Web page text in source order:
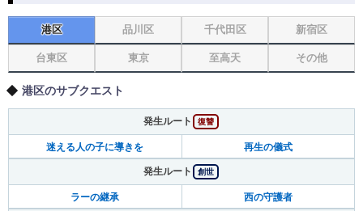
港区 品川区 千代田区 新宿区
台東区 東京 至高天 その他
港区のサブクエスト
発生ルート 復讐
迷える人の子に導きを 再生の儀式
発生ルート 創世
ラーの継承 西の守護者